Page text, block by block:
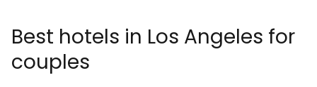
Best hotels in Los Angeles for
couples